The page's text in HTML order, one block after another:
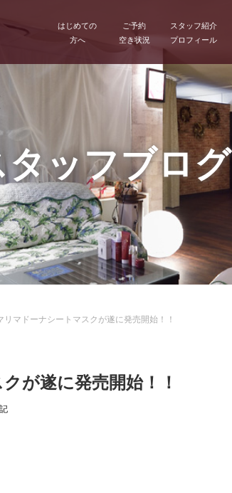
はじめての
方へ
ご予約
空き状況
スタッフ紹介
プロフィール
ッフブログ
リマドーナシートマスクが遂に発売開始！！
が遂に発売開始！！